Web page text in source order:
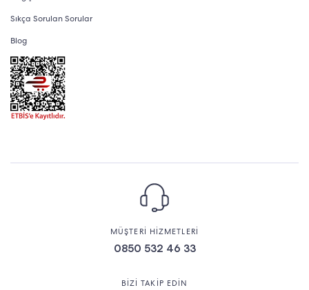
Sıkça Sorulan Sorular
Blog
MÜŞTERİ HİZMETLERİ
0850 532 46 33
BİZİ TAKİP EDİN